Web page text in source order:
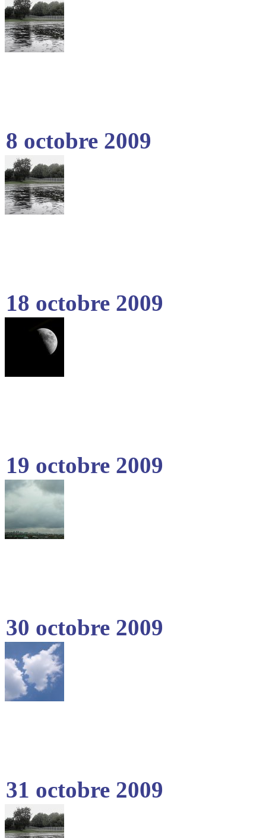
8 octobre 2009
18 octobre 2009
19 octobre 2009
30 octobre 2009
31 octobre 2009